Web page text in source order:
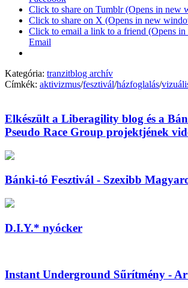
Click to share on Tumblr (Opens in new
Click to share on X (Opens in new
Click to email a link to a friend (Opens
Email
Kategória: tranzitblog archív
Címkék: aktivizmus/fesztivál/házfoglalás/
Elkészült a Liberagility blog és a
Pseudo Race Group projektjének
Bánki-tó Fesztivál - Szexibb
D.I.Y.* nyócker
Instant Underground Sűrítmény -